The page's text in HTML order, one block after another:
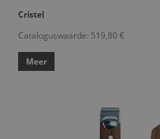
Cristel
Cataloguswaarde: 519,80 €
Meer